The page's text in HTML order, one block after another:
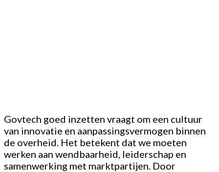
Govtech goed inzetten vraagt om een cultuur
van innovatie en aanpassingsvermogen binnen
de overheid. Het betekent dat we moeten
werken aan wendbaarheid, leiderschap en
samenwerking met marktpartijen. Door